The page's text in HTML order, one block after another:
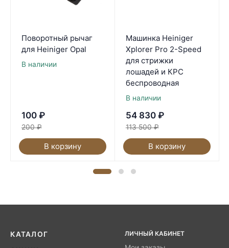
Поворотный рычаг
для Heiniger Opal
В наличии
100 ₽
200 ₽
В корзину
Машинка Heiniger
Xplorer Pro 2-Speed
для стрижки
лошадей и КРС
беспроводная
В наличии
54 830 ₽
113 500 ₽
В корзину
КАТАЛОГ ЛИЧНЫЙ КАБИНЕТ